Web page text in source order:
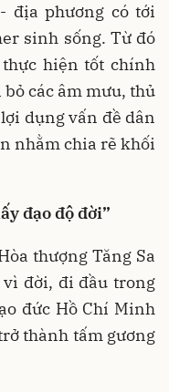
địa phương có tới
sinh sống. Từ đó
hiện tốt chính
các âm mưu, thủ
dụng vấn đề dân
nhằm chia rẽ khối
đạo độ đời”
thượng Tăng Sa
đời, đi đầu trong
đức Hồ Chí Minh
thành tấm gương